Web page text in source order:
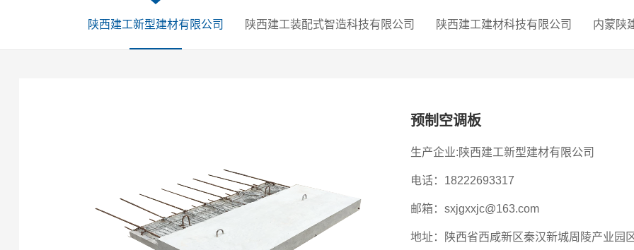
陕西建工新型建材有限公司 陕西建工装配式智造科技有限公司 陕西建工建材科技有限公司 内蒙陕
预制空调板
生产企业:陕西建工新型建材有限公司
电话：18222693317
邮箱：sxjgxxjc@163.com
地址：陕西省西咸新区秦汉新城周陵产业园